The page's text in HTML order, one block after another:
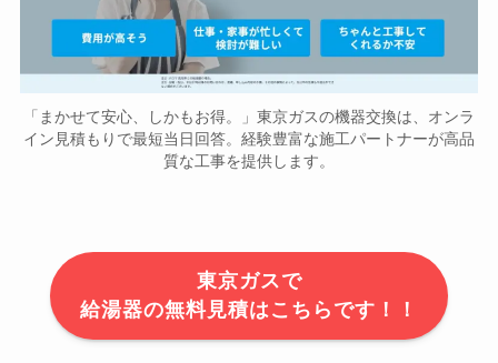
「まかせて安心、しかもお得。」東京ガスの機器交換は、オンラ
イン見積もりで最短当日回答。経験豊富な施工パートナーが高品
質な工事を提供します。
東京ガスで
給湯器の無料見積はこちらです！！